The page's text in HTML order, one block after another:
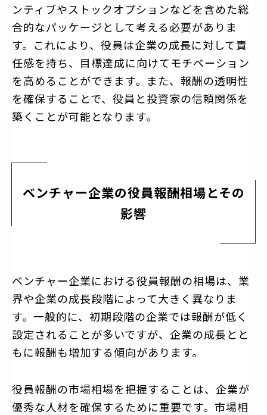
ンティブやストックオプションなどを含めた総
合的なパッケージとして考える必要がありま
す。これにより、役員は企業の成長に対して責
任感を持ち、目標達成に向けてモチベーション
を高めることができます。また、報酬の透明性
を確保することで、役員と投資家の信頼関係を
築くことが可能となります。
ベンチャー企業の役員報酬相場とその
影響
ベンチャー企業における役員報酬の相場は、業
界や企業の成長段階によって大きく異なりま
す。一般的に、初期段階の企業では報酬が低く
設定されることが多いですが、企業の成長とと
もに報酬も増加する傾向があります。
役員報酬の市場相場を把握することは、企業が
優秀な人材を確保するために重要です。市場相